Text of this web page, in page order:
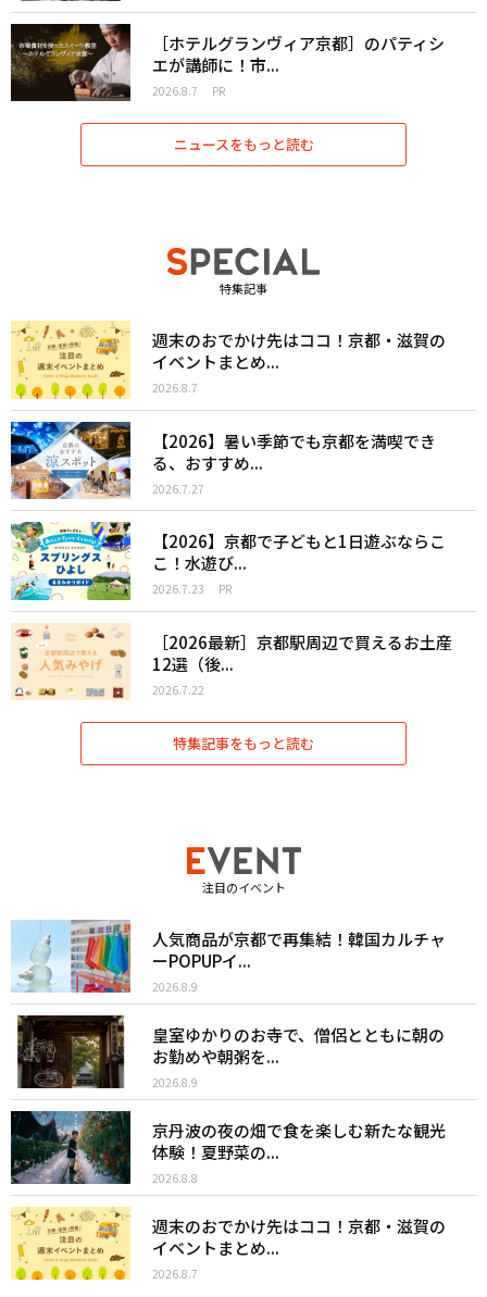
［ホテルグランヴィア京都］のパティシ
エが講師に！市...
2026.8.7 PR
ニュースをもっと読む
特集記事
週末のおでかけ先はココ！京都・滋賀の
イベントまとめ...
2026.8.7
【2026】暑い季節でも京都を満喫でき
る、おすすめ...
2026.7.27
【2026】京都で子どもと1日遊ぶならこ
こ！水遊び...
2026.7.23 PR
［2026最新］京都駅周辺で買えるお土産
12選（後...
2026.7.22
特集記事をもっと読む
注目のイベント
人気商品が京都で再集結！韓国カルチャ
ーPOPUPイ...
2026.8.9
皇室ゆかりのお寺で、僧侶とともに朝の
お勤めや朝粥を...
2026.8.9
京丹波の夜の畑で食を楽しむ新たな観光
体験！夏野菜の...
2026.8.8
週末のおでかけ先はココ！京都・滋賀の
イベントまとめ...
2026.8.7